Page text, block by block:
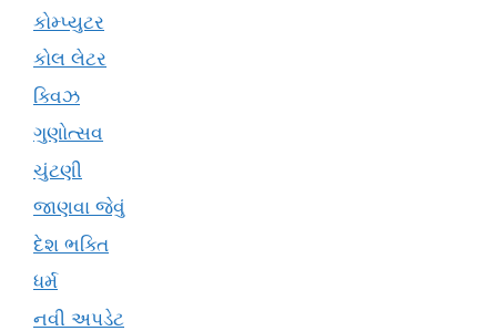
કોમ્પ્યુટર
કોલ લેટર
ક્વિઝ
ગુણોત્સવ
ચુંટણી
જાણવા જેવું
દેશ ભક્તિ
ધર્મ
નવી અપડેટ